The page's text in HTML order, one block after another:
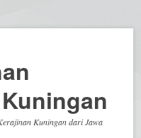
Kuningan dari Jawa